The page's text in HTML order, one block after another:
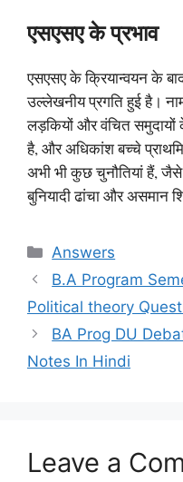
एसएसए के प्रभाव
एसएसए के क्रियान्वयन के
उल्लेखनीय प्रगति हुई है।
लड़कियों और वंचित समुदायों
है, और अधिकांश बच्चे
अभी भी कुछ चुनौतियां हैं, जैसे
बुनियादी ढांचा और असमान
Categories
Answers
B.A Program
Political theory
BA Prog DU
Notes In Hindi
Leave a